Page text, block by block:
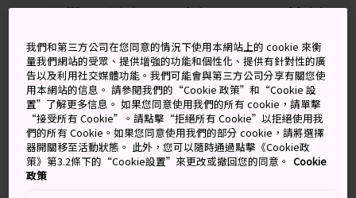
以海灘、健行、騎行以及坐落於
陡峭斜坡上的秀美小鎮而聞名
福山是全縣僅次於廣島
的第二大城市，也是最古老的城
市之一。這裡最初是德川家康的表兄水野勝成在 1619 年
建造的一座城下町，現為東海道山陽新幹線上的一個停靠
站。
我們和第三方公司在您同意的情況下使用本網站上的 cookie 來衡
量我們網站的受眾、提供增強的功能和個性化、提供有針對性的廣
告以及利用社交媒體功能。我們可能會與第三方公司分享有關您使
用本網站的信息。 請參閱我們的“Cookie 政策”和“Cookie 設
置”了解更多信息。 如果您同意使用我們的所有 cookie，請單擊
“接受所有 Cookie”。請點擊“拒絕所有 Cookie”以拒絕使用我
們的所有 Cookie。如果您同意使用我們的部分 cookie，請將選擇
器開關移至活動狀態。 此外，您可以隨時通過點擊《Cookie政
策》第3.2條下的“Cookie設置”來更改或撤回您的同意。 Cookie
政策